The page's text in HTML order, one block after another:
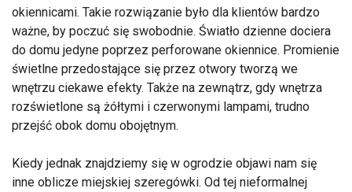
okiennicami. Takie rozwiązanie było dla klientów bardzo
ważne, by poczuć się swobodnie. Światło dzienne dociera
do domu jedyne poprzez perforowane okiennice. Promienie
świetlne przedostające się przez otwory tworzą we
wnętrzu ciekawe efekty. Także na zewnątrz, gdy wnętrza
rozświetlone są żółtymi i czerwonymi lampami, trudno
przejść obok domu obojętnym.
Kiedy jednak znajdziemy się w ogrodzie objawi nam się
inne oblicze miejskiej szeregówki. Od tej nieformalnej